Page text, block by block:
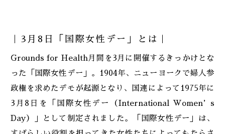
｜3月8日「国際女性デー」とは｜
Grounds for Health月間を3月に開催するきっかけとな
った「国際女性デー」。1904年、ニューヨークで婦人参
政権を求めたデモが起源となり、国連によって1975年に
3月8日を「国際女性デー（International Women’s
Day）」として制定されました。「国際女性デー」は、